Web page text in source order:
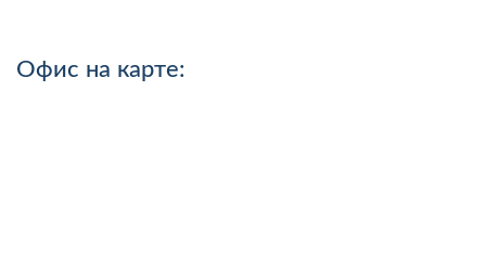
Офис на карте: